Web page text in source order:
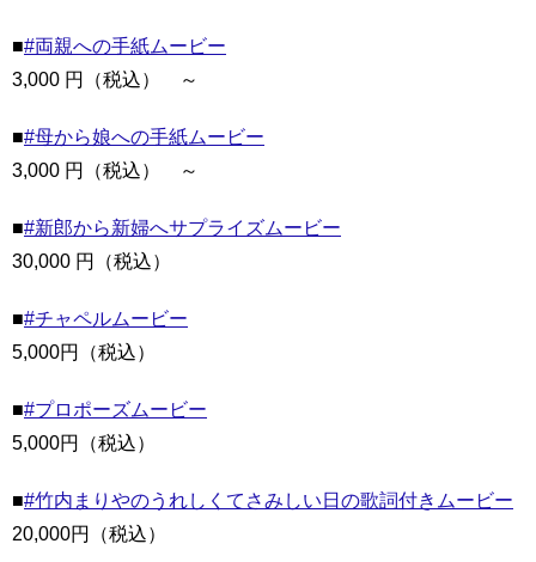
■#両親への手紙ムービー
3,000 円（税込） ～
■#母から娘への手紙ムービー
3,000 円（税込） ～
■#新郎から新婦へサプライズムービー
30,000 円（税込）
■#チャペルムービー
5,000円（税込）
■#プロポーズムービー
5,000円（税込）
■#竹内まりやのうれしくてさみしい日の歌詞付きムービー
20,000円（税込）